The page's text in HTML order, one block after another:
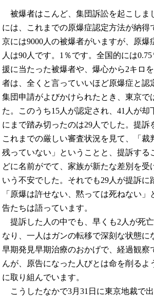
被爆者はこんど、集団訴訟を起こしま
には、これまでの原爆症認定方法が納得
京には9000人の被爆者がいますが、原爆
人は90人です。1％です。全国的には
援に当たった被爆者や、爆心から2キロ
者は、全くと言っていいほど原爆症と認
集団申請がよびかけられたとき、東京で
た。このうち15人が認定され、41人が却
にまで踏み切ったのは29人でした。提訴
これまでの厳しい審査状況を見て、「裁
残っていない」ということと、提訴する
どに名前がでて、家族が新たな差別を受
いう不安でした。それでも29人が提訴に
「原爆は許せない、黙っては死ねない
告たちは語っています。
提訴した人の中でも、早くも2人が死
なり、一人はガンの転移で深刻な状態に
早期発見早期治療のおかげで、経過観察
んが、原告になった人びとは命を削るよ
に取り組んでいます。
こうしたなかで3月31日に東京地裁で